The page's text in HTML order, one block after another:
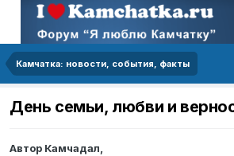
Камчатка: новости, события, факты
День семьи, любви и
Автор Камчадал,